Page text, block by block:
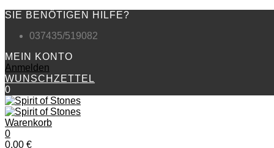
SIE BENÖTIGEN HILFE?
037435/519082
MEIN KONTO
Anmelden
WUNSCHZETTEL
0
Warenkorb
0
0,00 €